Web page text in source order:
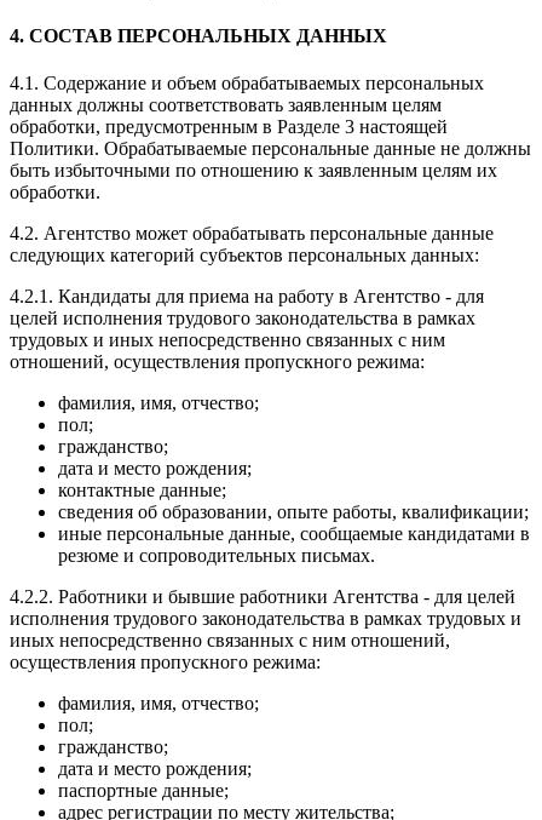
4. СОСТАВ ПЕРСОНАЛЬНЫХ ДАННЫХ
4.1. Содержание и объем обрабатываемых персональных
данных должны соответствовать заявленным целям
обработки, предусмотренным в Разделе 3 настоящей
Политики. Обрабатываемые персональные данные не должны
быть избыточными по отношению к заявленным целям их
обработки.
4.2. Агентство может обрабатывать персональные данные
следующих категорий субъектов персональных данных:
4.2.1. Кандидаты для приема на работу в Агентство - для
целей исполнения трудового законодательства в рамках
трудовых и иных непосредственно связанных с ним
отношений, осуществления пропускного режима:
фамилия, имя, отчество;
пол;
гражданство;
дата и место рождения;
контактные данные;
сведения об образовании, опыте работы, квалификации;
иные персональные данные, сообщаемые кандидатами в
резюме и сопроводительных письмах.
4.2.2. Работники и бывшие работники Агентства - для целей
исполнения трудового законодательства в рамках трудовых и
иных непосредственно связанных с ним отношений,
осуществления пропускного режима:
фамилия, имя, отчество;
пол;
гражданство;
дата и место рождения;
паспортные данные;
адрес регистрации по месту жительства;